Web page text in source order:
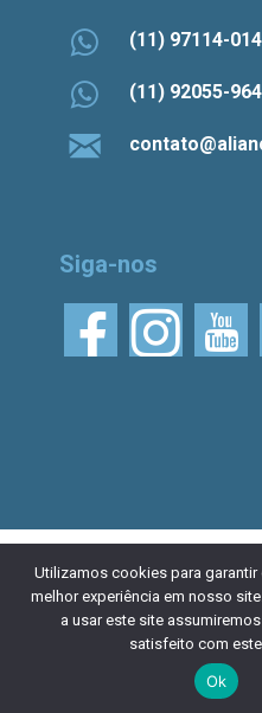
(11) 97114-
(11) 92055-
Siga-nos
© 2026 Aliança Bike.
com uma Licença Creative
Internacional. Desenvolvido
Utilizamos cookies para garantir
melhor experiência em nosso
a usar este site
satisfeito com
Ok